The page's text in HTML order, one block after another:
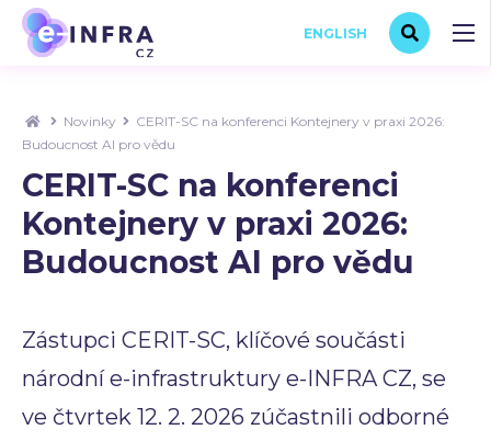
ENGLISH
Novinky
CERIT-SC na konferenci Kontejnery v praxi 2026:
Budoucnost AI pro vědu
CERIT-SC na konferenci
Kontejnery v praxi 2026:
Budoucnost AI pro vědu
Zástupci CERIT-SC, klíčové součásti
národní e-infrastruktury e-INFRA CZ, se
ve čtvrtek 12. 2. 2026 zúčastnili odborné